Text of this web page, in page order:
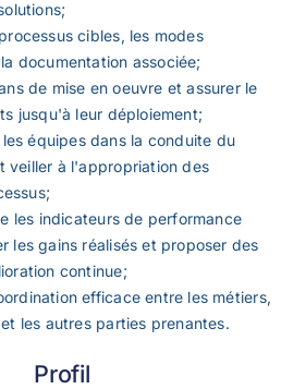
cibles, les modes
documentation associée;
de mise en oeuvre et assurer le
jusqu'à leur déploiement;
équipes dans la conduite du
veiller à l'appropriation des
les indicateurs de performance
les gains réalisés et proposer des
continue;
efficace entre les métiers,
les autres parties prenantes.
Profil